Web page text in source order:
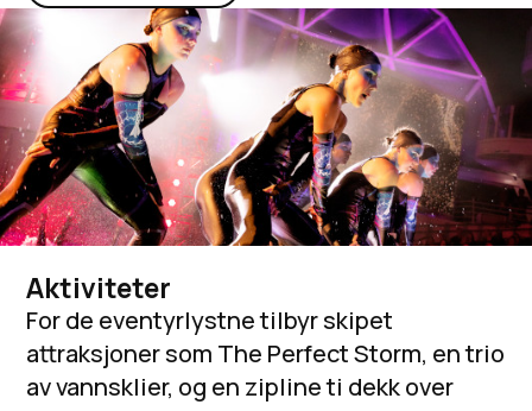
Aktiviteter
For de eventyrlystne tilbyr skipet
attraksjoner som The Perfect Storm, en trio
av vannsklier, og en zipline ti dekk over